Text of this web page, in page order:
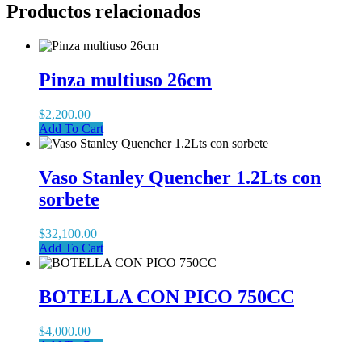
Productos relacionados
Pinza multiuso 26cm
$2,200.00
Add To Cart
Vaso Stanley Quencher 1.2Lts con
sorbete
$32,100.00
Add To Cart
BOTELLA CON PICO 750CC
$4,000.00